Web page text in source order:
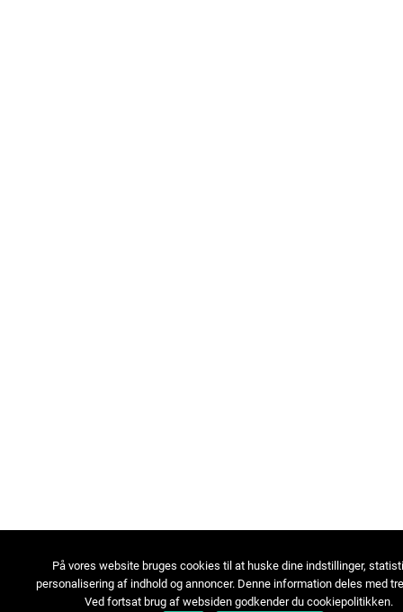
På vores website bruges cookies til at huske dine indstillinger,
personalisering af indhold og annoncer. Denne information deles med
Ved fortsat brug af websiden godkender du cookiepolitikken.